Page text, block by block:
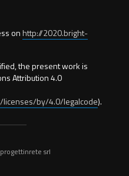
onhttp://2020.bright-
the present work is
Attribution 4.0
licenses/by/4.0/legalcode).
progettinrete srl